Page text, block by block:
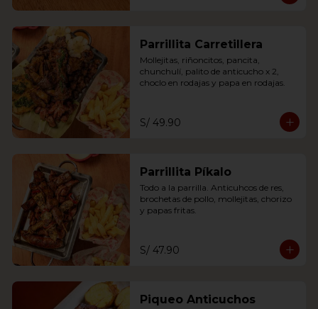
Parrillita Carretillera
Mollejitas, riñoncitos, pancita,
chunchulí, palito de anticucho x 2,
choclo en rodajas y papa en rodajas.
S/ 49.90
Parrillita Píkalo
Todo a la parrilla. Anticuhcos de res,
brochetas de pollo, mollejitas, chorizo
y papas fritas.
S/ 47.90
Piqueo Anticuchos